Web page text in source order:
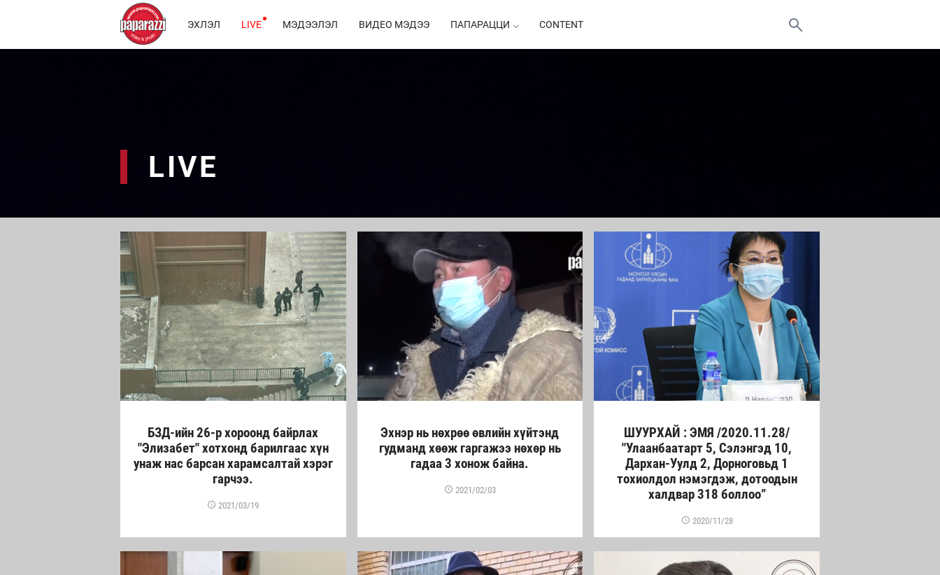
ЭХЛЭЛ LIVE МЭДЭЭЛЭЛ ВИДЕО МЭДЭЭ ПАПАРАЦЦИ CONTENT
LIVE
БЗД-ийн 26-р хороонд байрлах
"Элизабет" хотхонд барилгаас хүн
унаж нас барсан харамсалтай хэрэг
гарчээ.
2021/03/19
Эхнэр нь нөхрөө өвлийн хүйтэнд
гудманд хөөж гаргажээ нөхөр нь
гадаа 3 хонож байна.
2021/02/03
ШУУРХАЙ : ЭМЯ /2020.11.28/
"Улаанбаатарт 5, Сэлэнгэд 10,
Дархан-Уулд 2, Дорноговьд 1
тохиолдол нэмэгдэж, дотоодын
халдвар 318 боллоо”
2020/11/28